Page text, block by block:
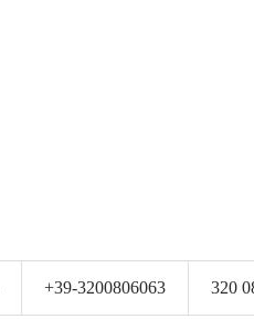
+39-3200806063 320